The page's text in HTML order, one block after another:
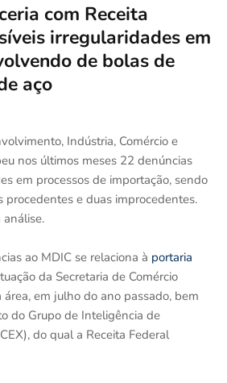
com Receita
irregularidades em
de bolas de
aço
Indústria, Comércio e
nos últimos meses 22 denúncias
em processos de importação, sendo
procedentes e duas improcedentes.
ao MDIC se relaciona à portaria
da Secretaria de Comércio
área, em julho do ano passado, bem
do Grupo de Inteligência de
do qual a Receita Federal